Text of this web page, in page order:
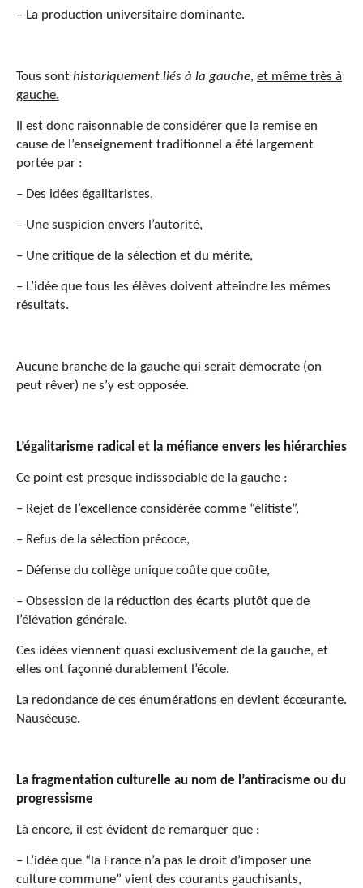
– La production universitaire dominante.
Tous sont historiquement liés à la gauche, et même très à
gauche.
Il est donc raisonnable de considérer que la remise en
cause de l’enseignement traditionnel a été largement
portée par :
– Des idées égalitaristes,
– Une suspicion envers l’autorité,
– Une critique de la sélection et du mérite,
– L’idée que tous les élèves doivent atteindre les mêmes
résultats.
Aucune branche de la gauche qui serait démocrate (on
peut rêver) ne s’y est opposée.
L’égalitarisme radical et la méfiance envers les hiérarchies
Ce point est presque indissociable de la gauche :
– Rejet de l’excellence considérée comme “élitiste”,
– Refus de la sélection précoce,
– Défense du collège unique coûte que coûte,
– Obsession de la réduction des écarts plutôt que de
l’élévation générale.
Ces idées viennent quasi exclusivement de la gauche, et
elles ont façonné durablement l’école.
La redondance de ces énumérations en devient écœurante.
Nauséeuse.
La fragmentation culturelle au nom de l’antiracisme ou du
progressisme
Là encore, il est évident de remarquer que :
– L’idée que “la France n’a pas le droit d’imposer une
culture commune” vient des courants gauchisants,